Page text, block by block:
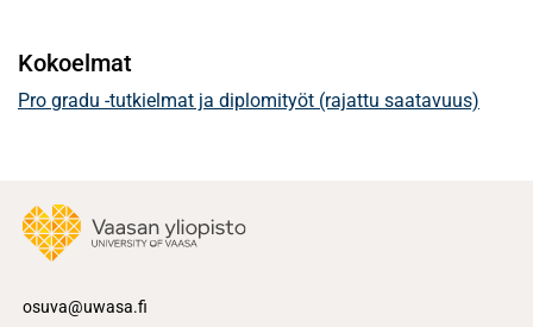
Kokoelmat
Pro gradu -tutkielmat ja diplomityöt (rajattu saatavuus)
osuva@uwasa.fi